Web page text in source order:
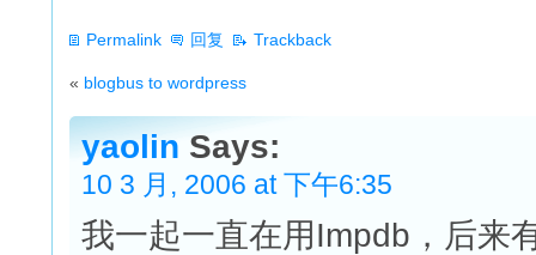
Permalink 回复 Trackback
« blogbus to wordpress
yaolin Says:
10 3 月, 2006 at 下午6:35
我一起一直在用Impdb，后来